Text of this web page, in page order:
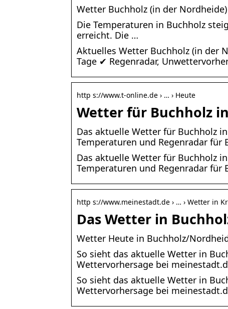
Wetter Buchholz (in der
Die Temperaturen in Buchholz
erreicht. Die …
Aktuelles Wetter Buchholz (in der
Tage ✔ Regenradar,
http s://www.t-online.de › … › Heute
Wetter für Buchholz
Das aktuelle Wetter für Buchholz
Temperaturen und Regenradar für
Das aktuelle Wetter für Buchholz
Temperaturen und Regenradar für
http s://www.meinestadt.de › … › Wetter in
Das Wetter in
Wetter Heute in Buchholz/
So sieht das aktuelle Wetter in
Wettervorhersage bei
So sieht das aktuelle Wetter in
Wettervorhersage bei